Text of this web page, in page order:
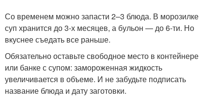
Со временем можно запасти 2–3 блюда. В морозилке
суп хранится до 3-х месяцев, а бульон — до 6-ти. Но
вкуснее съедать все раньше.
Обязательно оставьте свободное место в контейнере
или банке с супом: замороженная жидкость
увеличивается в объеме. И не забудьте подписать
название блюда и дату заготовки.